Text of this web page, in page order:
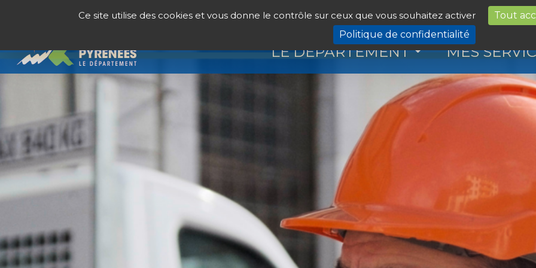
Ce site utilise des cookies et vous donne le contrôle sur ceux que vous souhaitez activer Tout
Politique de confidentialité
LE DÉPARTEMENT MES